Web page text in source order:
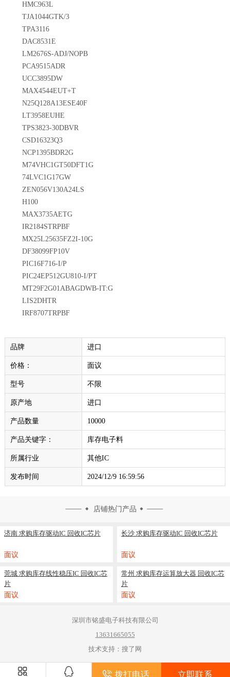
HMC963L
TJA1044GTK/3
TPA3116
DAC8531E
LM2676S-ADJ/NOPB
PCA9515ADR
UCC3895DW
MAX4544EUT+T
N25Q128A13ESE40F
LT3958EUHE
TPS3823-30DBVR
CSD16323Q3
NCP1395BDR2G
M74VHC1GT50DFT1G
74LVC1G17GW
ZEN056V130A24LS
H100
MAX3735AETG
IR2184STRPBF
MX25L25635FZ2I-10G
DF38099FP10V
PIC16F716-I/P
PIC24EP512GU810-I/PT
MT29F2G01ABAGDWB-IT:G
LIS2DHTR
IRF8707TRPBF
品牌 进口
价格： 面议
型号 不限
原产地 进口
产品数量 10000
产品关键字： 库存电子料
所属行业 其他IC
发布时间 2024/12/9 16:59:56
店铺热门产品
济南 求购库存驱动IC 回收IC芯片
面议
长沙 求购库存驱动IC 回收IC芯片
面议
莞城 求购库存线性稳压IC 回收IC芯
片
面议
常州 求购库存运算放大器 回收IC芯
片
面议
深圳市铭盛电子科技有限公司
13631665055
技术支持：搜了网
拨打电话 立即联系